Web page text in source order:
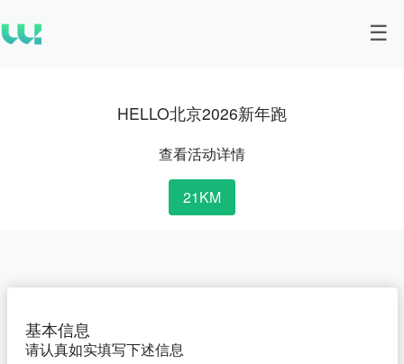
HELLO北京2026新年跑
查看活动详情
21KM
基本信息
请认真如实填写下述信息